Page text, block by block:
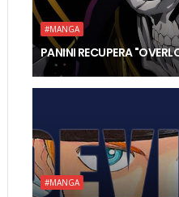
#MANGA
PANINI RECUPERA
#MANGA